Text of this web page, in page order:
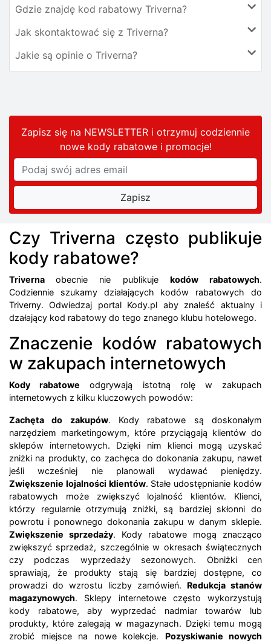
Gdzie znajdę kod rabatowy Triverna?
Jak skontaktować się z Triverna?
Jakie są opinie o Triverna?
Zapisz się na NEWSLETTER i otrzymuj codziennie
nowe kody rabatowei promocje!
Czy Triverna często publikuje
kody rabatowe?
Trivernaobecnie nie publikuje kodów rabatowych.
Codziennie szukamy działających kodów rabatowych do
Triverny. Odwiedzaj portal Kody.pl aby znaleść aktualny i
dzałający kod rabatowy do tego znanego klubu hotelowego.
Znaczenie kodów rabatowych
w zakupach internetowych
Kody rabatowe odgrywają istotną rolę w zakupach
internetowych z kilku kluczowych powodów:
Zachęta do zakupów. Kody rabatowe są doskonałym
narzędziem marketingowym, które przyciągają klientów do
sklepów internetowych. Dzięki nim klienci mogą uzyskać
zniżki na produkty, co zachęca do dokonania zakupu, nawet
jeśli wcześniej nie planowali wydawać pieniędzy.
Zwiększenie lojalności klientów. Stałe udostępnianie kodów
rabatowych może zwiększyć lojalność klientów. Klienci,
którzy regularnie otrzymują zniżki, są bardziej skłonni do
powrotu i ponownego dokonania zakupu w danym sklepie.
Zwiększenie sprzedaży. Kody rabatowe mogą znacząco
zwiększyć sprzedaż, szczególnie w okresach świątecznych
czy podczas wyprzedaży sezonowych. Obniżki cen
sprawiają, że produkty stają się bardziej dostępne, co
prowadzi do wzrostu liczby zamówień. Redukcja stanów
magazynowych. Sklepy internetowe często wykorzystują
kody rabatowe, aby wyprzedać nadmiar towarów lub
produkty, które zalegają w magazynach. Dzięki temu mogą
zrobić miejsce na nowe kolekcje. Pozyskiwanie nowych